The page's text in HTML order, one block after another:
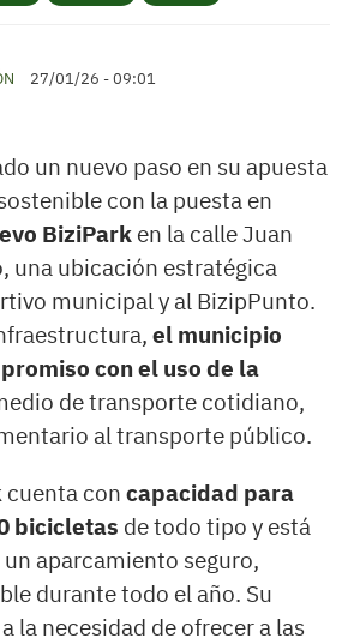
27/01/26 - 09:01
un nuevo paso en su apuesta
con la puesta en
BiziPark en la calle Juan
una ubicación estratégica
municipal y al BizipPunto.
el municipio
con el uso de la
de transporte cotidiano,
al transporte público.
cuenta con capacidad para
bicicletas de todo tipo y está
aparcamiento seguro,
durante todo el año. Su
la necesidad de ofrecer a las